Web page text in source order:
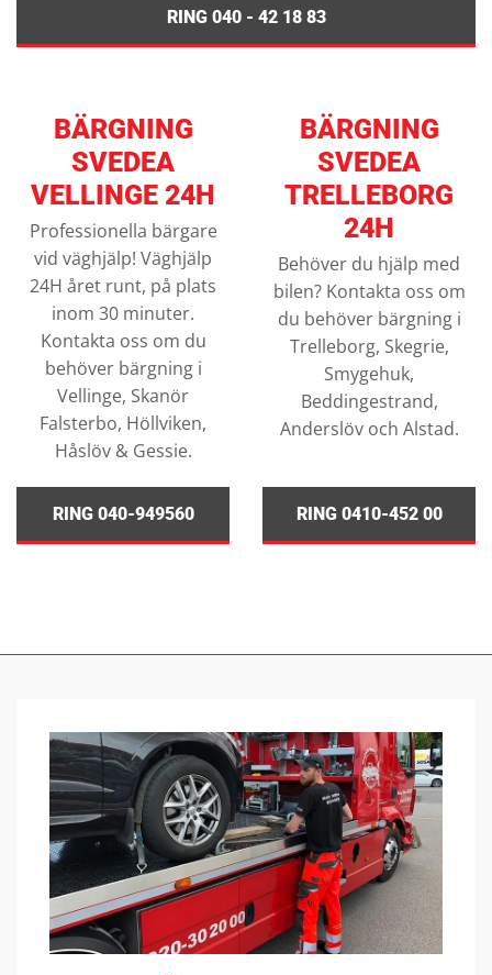
RING 040 - 42 18 83
BÄRGNING
SVEDEA
VELLINGE 24H
Professionella bärgare
vid väghjälp! Väghjälp
24H året runt, på plats
inom 30 minuter.
Kontakta oss om du
behöver bärgning i
Vellinge, Skanör
Falsterbo, Höllviken,
Håslöv & Gessie.
RING 040-949560
BÄRGNING
SVEDEA
TRELLEBORG
24H
Behöver du hjälp med
bilen? Kontakta oss om
du behöver bärgning i
Trelleborg, Skegrie,
Smygehuk,
Beddingestrand,
Anderslöv och Alstad.
RING 0410-452 00